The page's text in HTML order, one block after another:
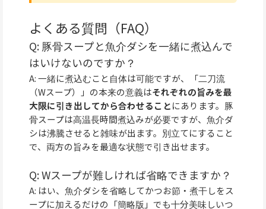
よくある質問（FAQ）
Q: 豚骨スープと魚介ダシを一緒に煮込んで
はいけないのですか？
A: 一緒に煮込むこと自体は可能ですが、「二刀流
（Wスープ）」の本来の意義はそれぞれの旨みを最
大限に引き出してから合わせることにあります。豚
骨スープは高温長時間煮込みが必要ですが、魚介ダ
シは沸騰させると雑味が出ます。別立てにすること
で、両方の旨みを最適な状態で引き出せます。
Q: Wスープが難しければ省略できますか？
A: はい、魚介ダシを省略してかつお節・煮干しをス
ープに加えるだけの「簡略版」でも十分美味しいつ